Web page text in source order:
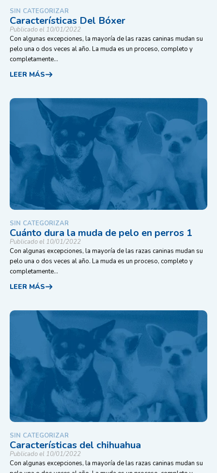
SIN CATEGORIZAR
Características Del Bóxer
Publicado el 10/01/2022
Con algunas excepciones, la mayoría de las razas caninas mudan su
pelo una o dos veces al año. La muda es un proceso, completo y
completamente...
LEER MÁS
SIN CATEGORIZAR
Cuánto dura la muda de pelo en perros 1
Publicado el 10/01/2022
Con algunas excepciones, la mayoría de las razas caninas mudan su
pelo una o dos veces al año. La muda es un proceso, completo y
completamente...
LEER MÁS
SIN CATEGORIZAR
Características del chihuahua
Publicado el 10/01/2022
Con algunas excepciones, la mayoría de las razas caninas mudan su